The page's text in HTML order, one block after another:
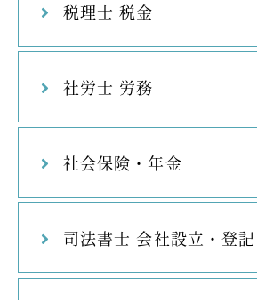
税理士 税金
社労士 労務
社会保険・年金
司法書士 会社設立・登記